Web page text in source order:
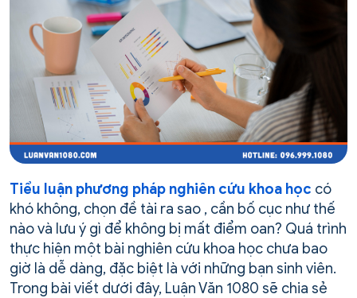
Tiểu luận phương pháp nghiên cứu khoa học có
khó không, chọn đề tài ra sao , cần bố cục như thế
nào và lưu ý gì để không bị mất điểm oan? Quá trình
thực hiện một bài nghiên cứu khoa học chưa bao
giờ là dễ dàng, đặc biệt là với những bạn sinh viên.
Trong bài viết dưới đây, Luận Văn 1080 sẽ chia sẻ